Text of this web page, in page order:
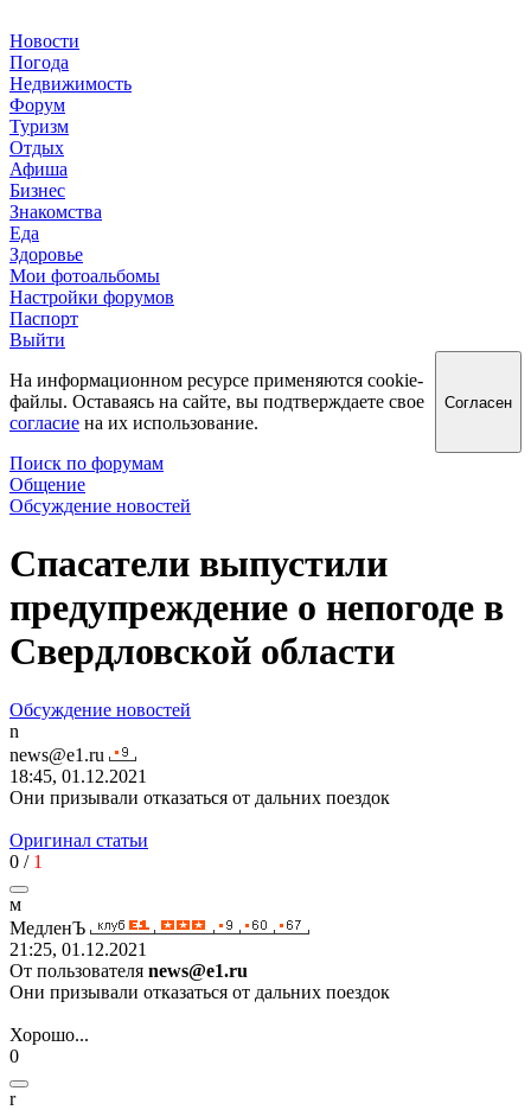
Новости
Погода
Недвижимость
Форум
Туризм
Отдых
Афиша
Бизнес
Знакомства
Еда
Здоровье
Мои фотоальбомы
Настройки форумов
Паспорт
Выйти
На информационном ресурсе применяются cookie-
файлы. Оставаясь на сайте, вы подтверждаете свое
согласие на их использование.
Согласен
Поиск по форумам
Общение
Обсуждение новостей
Спасатели выпустили
предупреждение о непогоде в
Свердловской области
Обсуждение новостей
n
news@e1.ru
18:45, 01.12.2021
Они призывали отказаться от дальних поездок
Оригинал статьи
0 / 1
м
МедленЪ
21:25, 01.12.2021
От пользователя news@e1.ru
Они призывали отказаться от дальних поездок
Хорошо...
0
r